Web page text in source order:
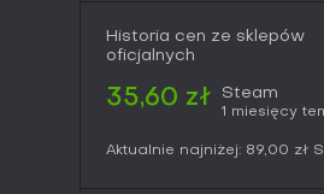
niskociśnieniowej symulacji dającej
wizualnych. Jeśli lubisz gry oparte
akcji czy głębokiej strategii mogą
Historia cen ze sklepów
oficjalnych
35,60 zł Steam
1 miesięcy
Aktualnie najniżej: 89,00 zł